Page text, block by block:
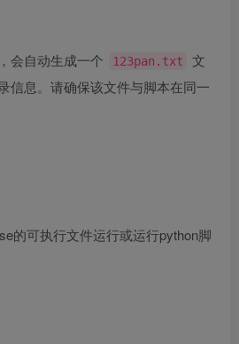
会自动生成一个 123pan.txt
文
信息。请确保该文件与脚本在同一
的可执行文件运行或运行python脚